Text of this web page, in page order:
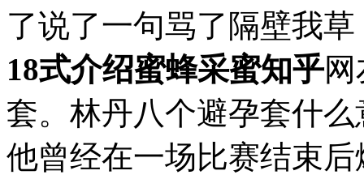
了说了一句骂了隔壁我
18式介绍蜜蜂采蜜知乎网
套。林丹八个避孕套什
他曾经在一场比赛结束